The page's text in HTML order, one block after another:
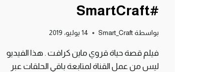
#SmartCraft
بواسطة Smart_Craft 14 يوليو، 2019
فيلم قصة حياة قروي ماين كرافت . هذا الفيديو
ليس من عمل القناة لمتابعة باقي الحلقات عبر